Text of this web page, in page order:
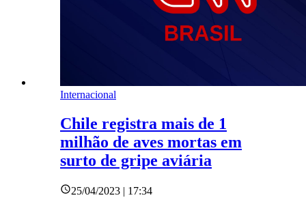
Internacional
Chile registra mais de 1
milhão de aves mortas em
surto de gripe aviária
25/04/2023 | 17:34